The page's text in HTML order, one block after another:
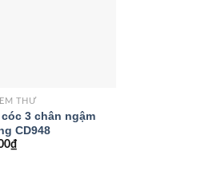
THỪ
3 chân ngậm
CD948
₫